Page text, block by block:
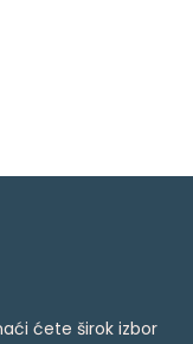
ćete širok izbor